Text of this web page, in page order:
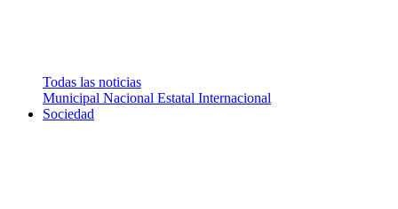
Todas las noticias
Municipal Nacional Estatal Internacional
Sociedad